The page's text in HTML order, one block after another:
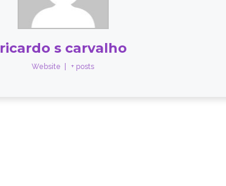
ricardo s carvalho
Website + posts